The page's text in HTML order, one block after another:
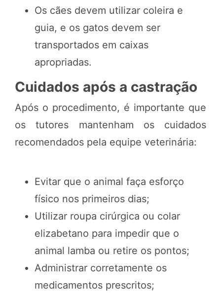
Os cães devem utilizar coleira e
guia, e os gatos devem ser
transportados em caixas
apropriadas.
Cuidados após a castração
Após o procedimento, é importante que
os tutores mantenham os cuidados
recomendados pela equipe veterinária:
Evitar que o animal faça esforço
físico nos primeiros dias;
Utilizar roupa cirúrgica ou colar
elizabetano para impedir que o
animal lamba ou retire os pontos;
Administrar corretamente os
medicamentos prescritos;